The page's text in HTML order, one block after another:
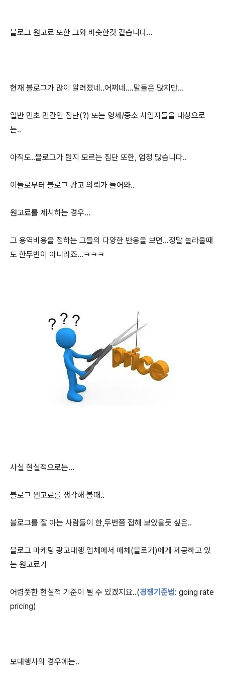
블로그 원고료 또한 그와 비슷한것 같습니다...
현재 블로그가 많이 알려졌네..어쩌네....말들은 많지만...
일반 민초 민간인 집단(?) 또는 영세/중소 사업자들을 대상으로
는..
아직도..블로그가 뭔지 모르는 집단 또한, 엄청 많습니다..
이들로부터 블로그 광고 의뢰가 들어와..
원고료를 제시하는 경우...
그 용역비용을 접하는 그들의 다양한 반응을 보면...정말 놀라울때
도 한두번이 아니라죠...ㅋㅋㅋ
사실 현실적으로는...
블로그 원고료를 생각해 볼때..
블로그를 잘 아는 사람들이 한,두번쯤 접해 보았을듯 싶은..
블로그 마케팅 광고대행 업체에서 매체(블로거)에게 제공하고 있
는 원고료가
어렴풋한 현실적 기준이 될 수 있겠지요..(경쟁기준법 : going rate
pricing)
모대행사의 경우에는..